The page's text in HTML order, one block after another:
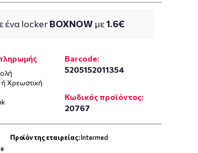
ένα lockerBOXNOW με1.6€
ή Χρεωστική
Barcode:
5205152011354
Κωδικός προϊόντος:
20767
Προϊόν της εταιρείας:Intermed